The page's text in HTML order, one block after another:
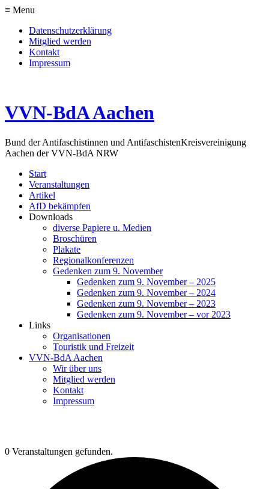
≡ Menu
Datenschutzerklärung
Mitglied werden
Kontakt
Impressum
VVN-BdA Aachen
Bund der Antifaschistinnen und AntifaschistenKreisvereinigung
Aachen der VVN-BdA NRW
Start
Veranstaltungen
Artikel
AfD bekämpfen
Downloads
diverse Papiere u. Medien
Broschüren
Plakate
Regionalkonferenzen
Gedenken zum 9. November
Gedenken zum 9. November – 2025
Gedenken zum 9. November – 2024
Gedenken zum 9. November – 2023
Gedenken zum 9. November – vor 2023
Links
Organisationen
Touristik und Freizeit
VVN-BdA Aachen
Wir über uns
Mitglied werden
Kontakt
Impressum
0 Veranstaltungen gefunden.